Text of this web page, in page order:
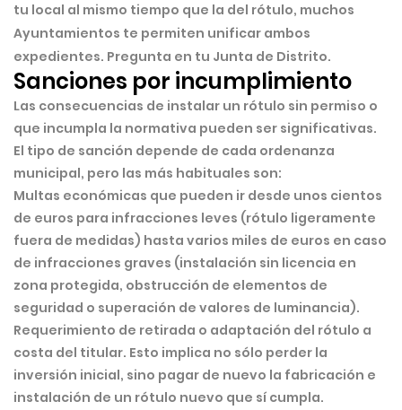
tu local al mismo tiempo que la del rótulo, muchos
Ayuntamientos te permiten unificar ambos
expedientes. Pregunta en tu Junta de Distrito.
Sanciones por incumplimiento
Las consecuencias de instalar un rótulo sin permiso o
que incumpla la normativa pueden ser significativas.
El tipo de sanción depende de cada ordenanza
municipal, pero las más habituales son:
Multas económicas que pueden ir desde unos cientos
de euros para infracciones leves (rótulo ligeramente
fuera de medidas) hasta varios miles de euros en caso
de infracciones graves (instalación sin licencia en
zona protegida, obstrucción de elementos de
seguridad o superación de valores de luminancia).
Requerimiento de retirada o adaptación del rótulo a
costa del titular. Esto implica no sólo perder la
inversión inicial, sino pagar de nuevo la fabricación e
instalación de un rótulo nuevo que sí cumpla.